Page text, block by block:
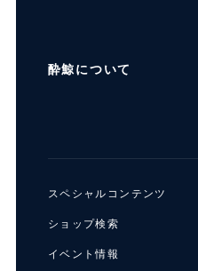
酔鯨について
スペシャルコンテンツ
ショップ検索
イベント情報